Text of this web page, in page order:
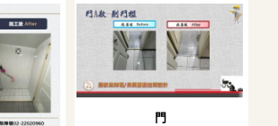
網路價 NT$10000
門